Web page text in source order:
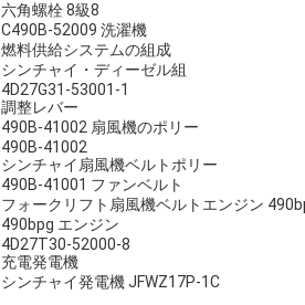
六角螺栓 8級8
C490B-52009 洗濯機
燃料供給システムの組成
シンチャイ・ディーゼル組
4D27G31-53001-1
調整レバー
490B-41002 扇風機のポリー
490B-41002
シンチャイ扇風機ベルトポリー
490B-41001 ファンベルト
フォークリフト扇風機ベルトエンジン
490bpg エンジン
4D27T30-52000-8
充電発電機
シンチャイ発電機 JFWZ17P-1C